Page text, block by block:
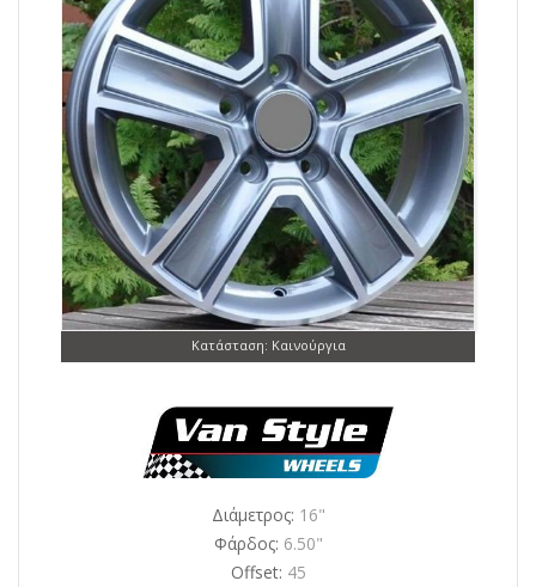
Κατάσταση: Καινούργια
Διάμετρος: 16"
Φάρδος: 6.50"
Offset: 45